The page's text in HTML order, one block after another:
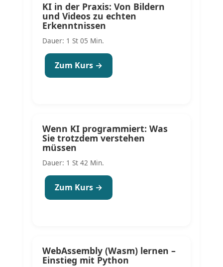
KI in der Praxis: Von Bildern
und Videos zu echten
Erkenntnissen
Dauer: 1 St 05 Min.
Zum Kurs →
Wenn KI programmiert: Was
Sie trotzdem verstehen
müssen
Dauer: 1 St 42 Min.
Zum Kurs →
WebAssembly (Wasm) lernen –
Einstieg mit Python